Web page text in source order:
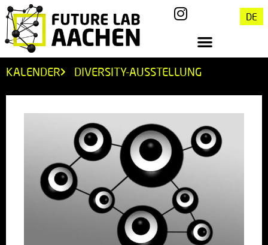
DE
KALENDER DIVERSITY-AUSSTELLUNG